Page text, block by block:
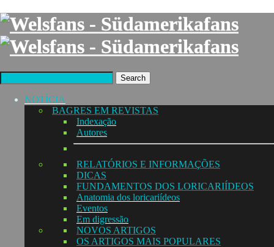
Search
NOTÍCIA
BAGRES EM REVISTAS
Indexação
Autores
RELATÓRIOS E INFORMAÇÕES
DICAS
FUNDAMENTOS DOS LORICARIÍDEOS
Anatomia dos loricariídeos
Eventos
Em digressão
NOVOS ARTIGOS
OS ARTIGOS MAIS POPULARES